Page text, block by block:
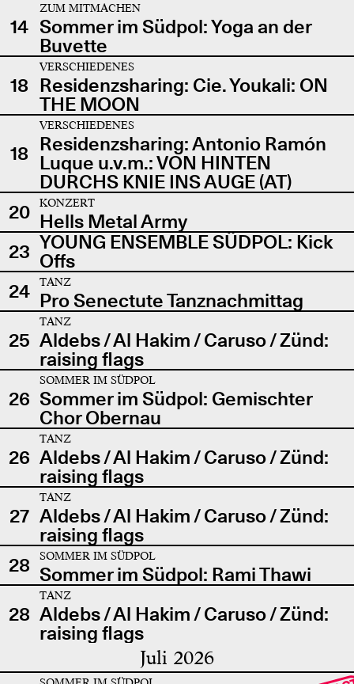
14
ZUM MITMACHEN
Sommer im Südpol: Yoga an der
Buvette
18
VERSCHIEDENES
Residenzsharing: Cie. Youkali: ON
THE MOON
18
VERSCHIEDENES
Residenzsharing: Antonio Ramón
Luque u.v.m.: VON HINTEN
DURCHS KNIE INS AUGE (AT)
20
KONZERT
Hells Metal Army
23 YOUNG ENSEMBLE SÜDPOL: Kick
Offs
24
TANZ
Pro Senectute Tanznachmittag
25
TANZ
Aldebs / Al Hakim / Caruso / Zünd:
raising flags
26
SOMMER IM SÜDPOL
Sommer im Südpol: Gemischter
Chor Obernau
26
TANZ
Aldebs / Al Hakim / Caruso / Zünd:
raising flags
27
TANZ
Aldebs / Al Hakim / Caruso / Zünd:
raising flags
28
SOMMER IM SÜDPOL
Sommer im Südpol: Rami Thawi
28
TANZ
Aldebs / Al Hakim / Caruso / Zünd:
raising flags
Juli 2026